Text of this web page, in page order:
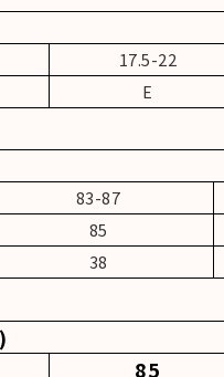
17.5-22
E
83-87
85
38
85